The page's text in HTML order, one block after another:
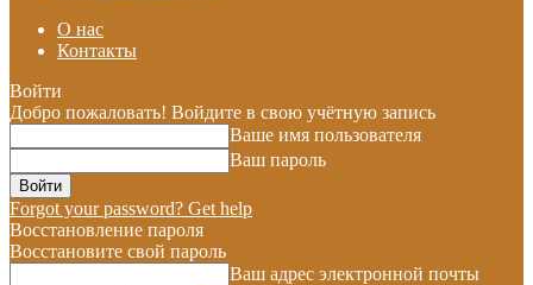
О нас
Контакты
Войти
Добро пожаловать! Войдите в свою учётную запись
Ваше имя пользователя
Ваш пароль
Forgot your password? Get help
Восстановление пароля
Восстановите свой пароль
Ваш адрес электронной почты